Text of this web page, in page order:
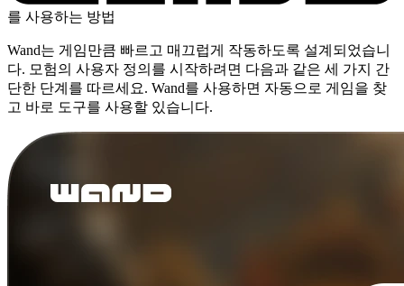
를 사용하는 방법
Wand는 게임만큼 빠르고 매끄럽게 작동하도록 설계되었습니
다. 모험의 사용자 정의를 시작하려면 다음과 같은 세 가지 간
단한 단계를 따르세요. Wand를 사용하면 자동으로 게임을 찾
고 바로 도구를 사용할 있습니다.